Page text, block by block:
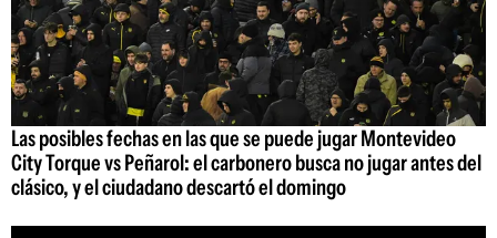
Las posibles fechas en las que se puede jugar Montevideo
City Torque vs Peñarol: el carbonero busca no jugar antes del
clásico, y el ciudadano descartó el domingo